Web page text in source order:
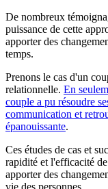
De nombreux
puissance de cette
apporter des
temps.
Prenons le cas d'un
relationnelle. En
couple a pu résoudre
communication et
épanouissante.
Ces études de cas et
rapidité et l'efficacité
apporter des
vie des personnes.